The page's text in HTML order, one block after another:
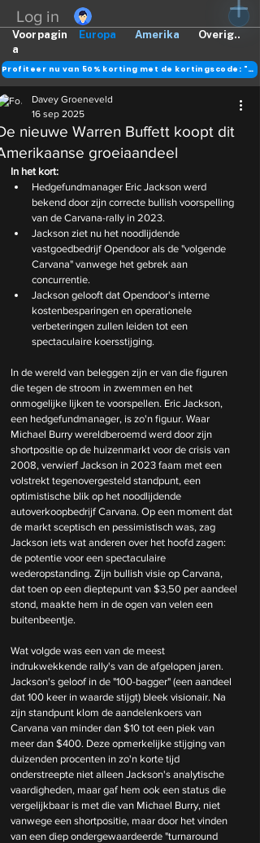
Log in
Europa Amerika Overig..
Voorpagin
a
Profiteer nu van 50% korting met de kortingscode: "DANK"
nieuwe Warren Buffett koopt dit
groeiaandeel
Davey Groeneveld
16 sep 2025
In het kort:
Hedgefundmanager Eric Jackson werd
bekend door zijn correcte bullish voorspelling
van de Carvana-rally in 2023.
Jackson ziet nu het noodlijdende
vastgoedbedrijf Opendoor als de "volgende
Carvana" vanwege het gebrek aan
concurrentie.
Jackson gelooft dat Opendoor's interne
kostenbesparingen en operationele
verbeteringen zullen leiden tot een
spectaculaire koersstijging.
In de wereld van beleggen zijn er van die figuren
die tegen de stroom in zwemmen en het
onmogelijke lijken te voorspellen. Eric Jackson,
een hedgefundmanager, is zo'n figuur. Waar
Michael Burry wereldberoemd werd door zijn
shortpositie op de huizenmarkt voor de crisis van
2008, verwierf Jackson in 2023 faam met een
volstrekt tegenovergesteld standpunt, een
optimistische blik op het noodlijdende
autoverkoopbedrijf Carvana. Op een moment dat
de markt sceptisch en pessimistisch was, zag
Jackson iets wat anderen over het hoofd zagen:
de potentie voor een spectaculaire
wederopstanding. Zijn bullish visie op Carvana,
dat toen op een dieptepunt van $3,50 per aandeel
stond, maakte hem in de ogen van velen een
buitenbeentje.
Wat volgde was een van de meest
indrukwekkende rally's van de afgelopen jaren.
Jackson's geloof in de "100-bagger" (een aandeel
dat 100 keer in waarde stijgt) bleek visionair. Na
zijn standpunt klom de aandelenkoers van
Carvana van minder dan $10 tot een piek van
meer dan $400. Deze opmerkelijke stijging van
duizenden procenten in zo'n korte tijd
onderstreepte niet alleen Jackson's analytische
vaardigheden, maar gaf hem ook een status die
vergelijkbaar is met die van Michael Burry, niet
vanwege een shortpositie, maar door het vinden
van een diep ondergewaardeerde "turnaround